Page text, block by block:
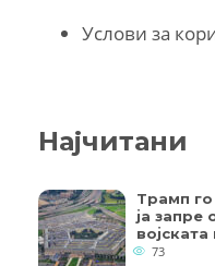
Услови за
Најчитани
Трамп го
ја запре
војската
73